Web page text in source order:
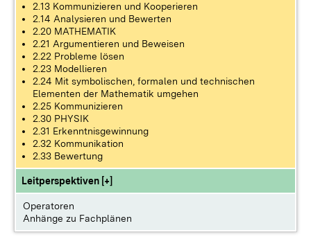
2.13 Kommunizieren und Kooperieren
2.14 Analysieren und Bewerten
2.20 MATHEMATIK
2.21 Argumentieren und Beweisen
2.22 Probleme lösen
2.23 Modellieren
2.24 Mit symbolischen, formalen und technischen
Elementen der Mathematik umgehen
2.25 Kommunizieren
2.30 PHYSIK
2.31 Erkenntnisgewinnung
2.32 Kommunikation
2.33 Bewertung
Leitperspektiven [+]
Operatoren
Anhänge zu Fachplänen